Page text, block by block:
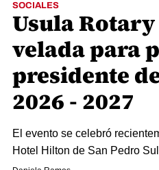
SOCIALES
Usula
velada para
presidente
2026 - 2027
El evento se celebró
Hotel Hilton de San Pedro